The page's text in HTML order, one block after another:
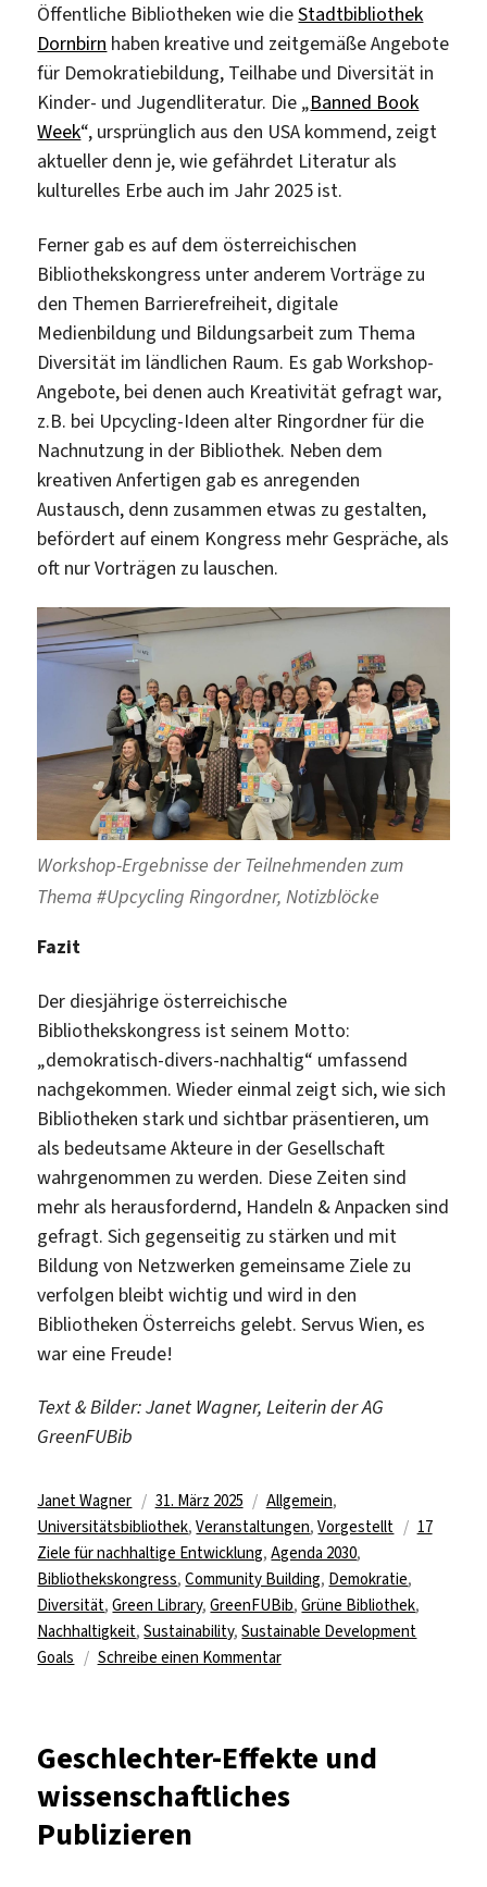
Öffentliche Bibliotheken wie dieStadtbibliothek
Dornbirn haben kreative und zeitgemäße Angebote
für Demokratiebildung, Teilhabe und Diversität in
Kinder- und Jugendliteratur. Die „Banned Book
Week“, ursprünglich aus den USA kommend, zeigt
aktueller denn je, wie gefährdet Literatur als
kulturelles Erbe auch im Jahr 2025 ist.
Ferner gab es auf dem österreichischen
Bibliothekskongress unter anderem Vorträge zu
den Themen Barrierefreiheit, digitale
Medienbildung und Bildungsarbeit zum Thema
Diversität im ländlichen Raum. Es gab Workshop-
Angebote, bei denen auch Kreativität gefragt war,
z.B. bei Upcycling-Ideen alter Ringordner für die
Nachnutzung in der Bibliothek. Neben dem
kreativen Anfertigen gab es anregenden
Austausch, denn zusammen etwas zu gestalten,
befördert auf einem Kongress mehr Gespräche, als
oft nur Vorträgen zu lauschen.
Workshop-Ergebnisse der Teilnehmenden zum
Thema #Upcycling Ringordner, Notizblöcke
Fazit
Der diesjährige österreichische
Bibliothekskongress ist seinem Motto:
„demokratisch-divers-nachhaltig“ umfassend
nachgekommen. Wieder einmal zeigt sich, wie sich
Bibliotheken stark und sichtbar präsentieren, um
als bedeutsame Akteure in der Gesellschaft
wahrgenommen zu werden. Diese Zeiten sind
mehr als herausfordernd, Handeln & Anpacken sind
gefragt. Sich gegenseitig zu stärken und mit
Bildung von Netzwerken gemeinsame Ziele zu
verfolgen bleibt wichtig und wird in den
Bibliotheken Österreichs gelebt. Servus Wien, es
war eine Freude!
Text & Bilder: Janet Wagner, Leiterin der AG
GreenFUBib
Autor
Janet Wagner
Veröffentlicht
am
31. März 2025 Kategorien
Allgemein,
Universitätsbibliothek,Veranstaltungen,Vorgestellt
17
Ziele für nachhaltige Entwicklung,Agenda 2030,
Bibliothekskongress,Community Building, Demokratie,
Diversität,Green Library,GreenFUBib,Grüne Bibliothek,
Nachhaltigkeit,Sustainability,Sustainable Development
Goals
Schreibe einen Kommentarzu
–
„demokratisch
–
Geschlechter-Effekte und
wissenschaftliches
Publizieren